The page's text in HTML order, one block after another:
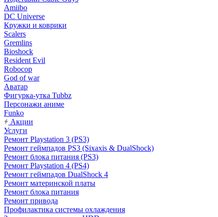
Amiibo
DC Universe
Кружки и коврики
Scalers
Gremlins
Bioshock
Resident Evil
Robocop
God of war
Аватар
Фигурка-утка Tubbz
Персонажи аниме
Funko
Акции
Услуги
Ремонт Playstation 3 (PS3)
Ремонт геймпадов PS3 (Sixaxis & DualShock)
Ремонт блока питания (PS3)
Ремонт Playstation 4 (PS4)
Ремонт геймпадов DualShock 4
Ремонт материнской платы
Ремонт блока питания
Ремонт привода
Профилактика системы охлаждения